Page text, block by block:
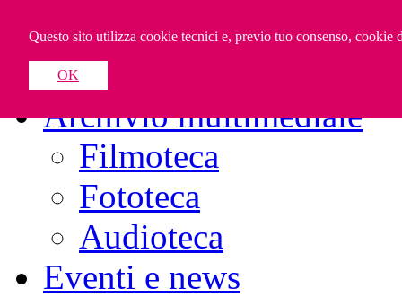
Home
Il progetto
Archivio multimediale
Filmoteca
Fototeca
Audioteca
Eventi e news
Questo sito utilizza cookie tecnici e, previo tuo consenso, cookie
OK